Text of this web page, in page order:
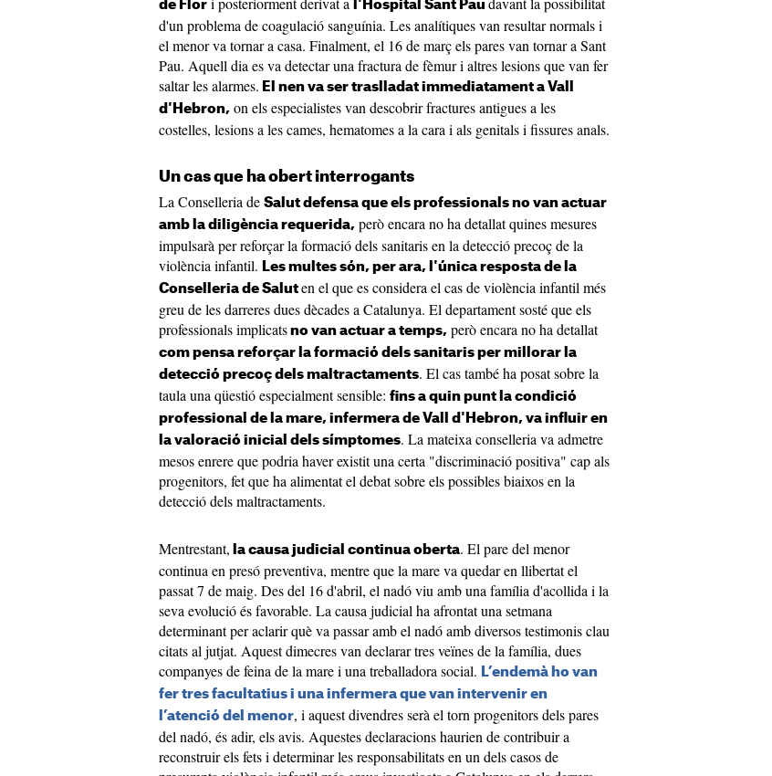
de Flor
l'Hospital Sant Pau
d'un problema de coagulació sanguínia. Les analítiques van resultar normals i
el menor va tornar a casa. Finalment, el 16 de març els pares van tornar a Sant
Pau. Aquell dia es va detectar una fractura de fèmur i altres lesions que van fer
saltar les alarmes. El nen va ser traslladat immediatament a Vall
d'Hebron, on els especialistes van descobrir fractures antigues a les
costelles, lesions a les cames, hematomes a la cara i als genitals i fissures anals.
Un cas que ha obert interrogants
La Conselleria de Salut defensa que els professionals no van actuar
amb la diligència requerida, però encara no ha detallat quines mesures
impulsarà per reforçar la formació dels sanitaris en la detecció precoç de la
violència infantil. Les multes són, per ara, l'única resposta de la
Conselleria de Salut en el que es considera el cas de violència infantil més
greu de les darreres dues dècades a Catalunya. El departament sosté que els
professionals implicats no van actuar a temps, però encara no ha detallat
com pensa reforçar la formació dels sanitaris per millorar la
detecció precoç dels maltractaments. El cas també ha posat sobre la
taula una qüestió especialment sensible: fins a quin punt la condició
professional de la mare, infermera de Vall d'Hebron, va influir en
la valoració inicial dels símptomes. La mateixa conselleria va admetre
mesos enrere que podria haver existit una certa "discriminació positiva" cap als
progenitors, fet que ha alimentat el debat sobre els possibles biaixos en la
detecció dels maltractaments.
Mentrestant, la causa judicial continua oberta. El pare del menor
continua en presó preventiva, mentre que la mare va quedar en llibertat el
passat 7 de maig. Des del 16 d'abril, el nadó viu amb una família d'acollida i la
seva evolució és favorable. La causa judicial ha afrontat una setmana
determinant per aclarir què va passar amb el nadó amb diversos testimonis clau
citats al jutjat. Aquest dimecres van declarar tres veïnes de la família, dues
companyes de feina de la mare i una treballadora social. L’endemà ho van
fer tres facultatius i una infermera que van intervenir en
l’atenció del menor, i aquest divendres serà el torn progenitors dels pares
del nadó, és adir, els avis. Aquestes declaracions haurien de contribuir a
reconstruir els fets i determinar les responsabilitats en un dels casos de